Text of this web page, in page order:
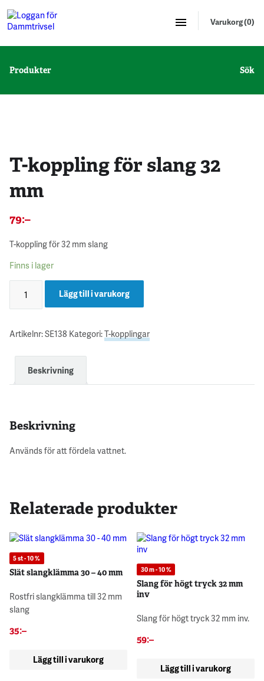
Varukorg (0)
Produkter Sök
T-koppling för slang 32
mm
79:–
T-koppling för 32 mm slang
Finns i lager
Lägg till i varukorg
Artikelnr:SE138 Kategori:T-kopplingar
Beskrivning
Beskrivning
Används för att fördela vattnet.
Relaterade produkter
5 st - 10 %
Slät slangklämma 30 – 40 mm
Rostfri slangklämma till 32 mm
slang
35:–
Lägg till i varukorg
30 m - 10 %
Slang för högt tryck 32 mm
inv
Slang för högt tryck 32 mm inv.
59:–
Lägg till i varukorg